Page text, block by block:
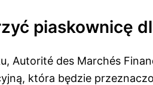
piaskownicę
Autorité des Marchés
która będzie